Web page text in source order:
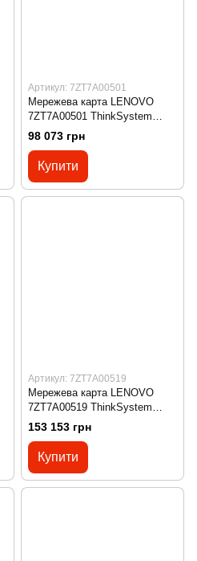
Артикул: 7ZT7A00501
Мережева карта LENOVO
7ZT7A00501 ThinkSystem
Mellanox ConnectX-3 Pro ML2
FDR 2-Port QSFP VPI Adapter
98 073 грн
Купити
Артикул: 7ZT7A00519
Мережева карта LENOVO
7ZT7A00519 ThinkSystem
Emulex LPe32002-M2-L PCIe
32Gb 2-Port SFP+ Fibre
Channel Adapter
153 153 грн
Купити